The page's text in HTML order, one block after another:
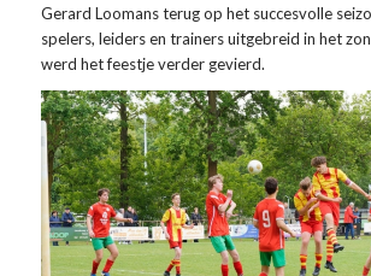
Gerard Loomans terug op het succesvolle
spelers, leiders en trainers uitgebreid in het
werd het feestje verder gevierd.